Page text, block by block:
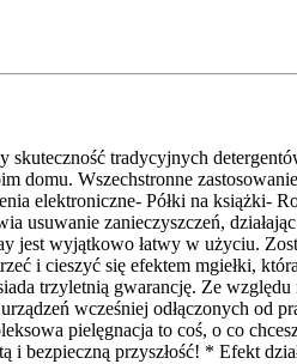
tradycyjnych
domu.​ Wszechstronne
elektroniczne​- Półki na książki​-
usuwanie zanieczyszczeń,
jest wyjątkowo łatwy w użyciu.
i cieszyć się efektem mgiełki,
trzyletnią gwarancję. Ze względu
wcześniej odłączonych od
pielęgnacja to coś, o co
bezpieczną przyszłość! * Efekt